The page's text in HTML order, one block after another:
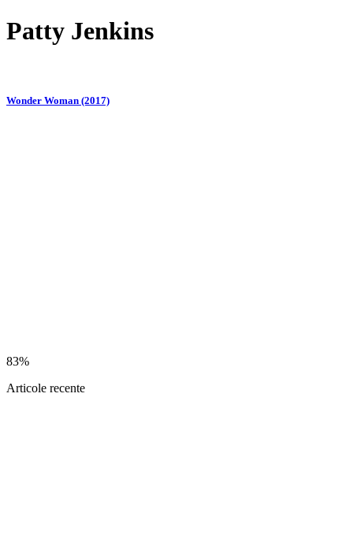
Patty Jenkins
Wonder Woman (2017)
83%
Articole recente